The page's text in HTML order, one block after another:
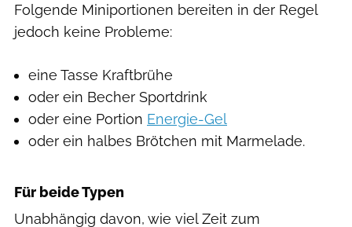
Folgende Miniportionen bereiten in der Regel
jedoch keine Probleme:
eine Tasse Kraftbrühe
oder ein Becher Sportdrink
oder eine Portion Energie-Gel
oder ein halbes Brötchen mit Marmelade.
Für beide Typen
Unabhängig davon, wie viel Zeit zum